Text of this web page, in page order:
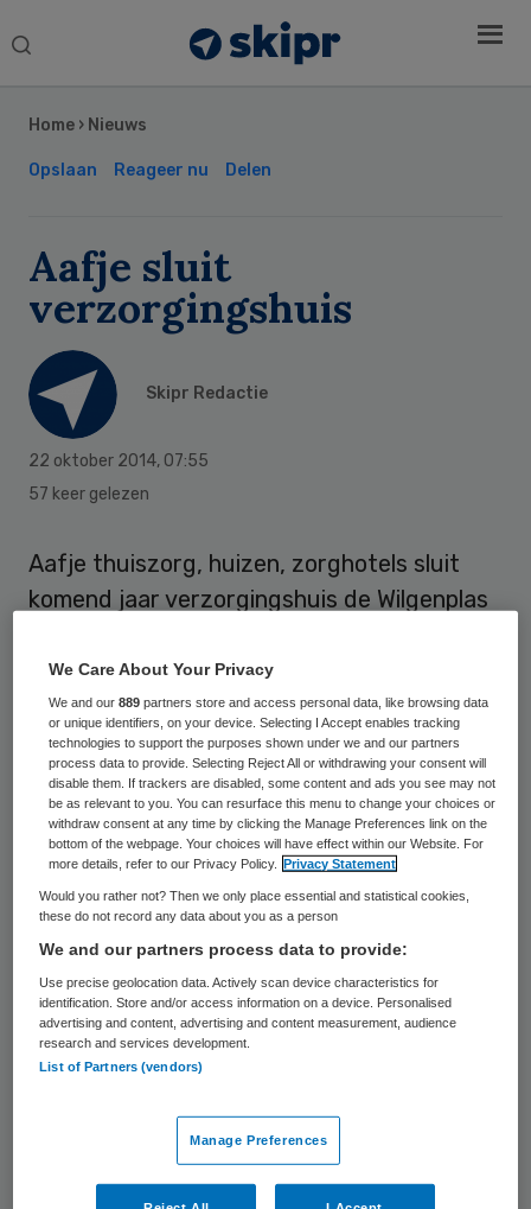
Search
Home › Nieuws
Opslaan Reageer nu Delen
Aafje sluit
verzorgingshuis
Skipr Redactie
22 oktober 2014, 07:55
57 keer gelezen
Aafje thuiszorg, huizen, zorghotels sluit
komend jaar verzorgingshuis de Wilgenplas
bewoners worden voor 1 juli – met een
uitloop tot 1 september – verhuisd naar een
andere woning.
Aafje noemt de sluiting door de sterk terug
lopende landelijke financiering voor
verzorgingshuizen “onontkoombaar”. Het
alternatief om de Wilgenplas om te bouwen
tot een complex met woningen die de
klanten zelfstandig van de
woningbouwcorporatie huren en waar Aafje
dan de zorg levert, vindt Aafje vanuit het
Het complex is sterk verouderd met relatief
kleine kamers.
Sidebar
We Care About Your Privacy
We and our889 partners store and access personal data, like browsing data
or unique identifiers, on your device. Selecting I Accept enables tracking
technologies to support the purposes shown under we and our partners
process data to provide. Selecting Reject All or withdrawing your consent will
disable them. If trackers are disabled, some content and ads you see may not
be as relevant to you. You can resurface this menu to change your choices or
withdraw consent at any time by clicking the Manage Preferences link on the
bottom of the webpage. Your choices will have effect within our Website. For
more details, refer to our Privacy Policy.
Privacy Statement
Would you rather not? Then we only place essential and statistical cookies,
these do not record any data about you as a person
We and our partners process data to provide:
Use precise geolocation data. Actively scan device characteristics for
identification. Store and/or access information on a device. Personalised
advertising and content, advertising and content measurement, audience
research and services development.
List of Partners (vendors)
Manage Preferences